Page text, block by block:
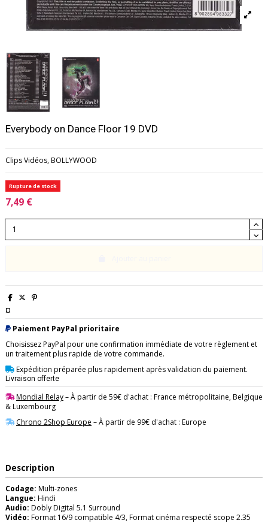
Everybody on Dance Floor 19 DVD
Clips Vidéos, BOLLYWOOD
Rupture de stock
7,49 €
¤
Paiement PayPal prioritaire
Choisissez PayPal pour une confirmation immédiate de votre règlement et
un traitement plus rapide de votre commande.
Expédition préparée plus rapidement après validation du paiement.
Livraison offerte
Mondial Relay– À partir de 59€ d'achat : France métropolitaine, Belgique
& Luxembourg
Chrono 2Shop Europe – À partir de 99€ d'achat : Europe
Description
Codage: Multi-zones
Langue: Hindi
Audio: Dobly Digital 5.1 Surround
Vidéo: Format 16/9 compatible 4/3, Format cinéma respecté scope 2.35